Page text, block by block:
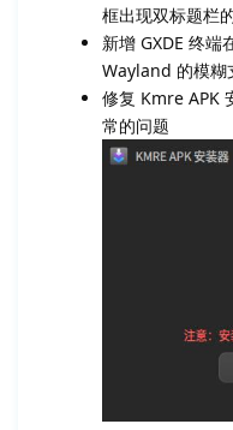
框出现双标题栏
新增 GXDE 终
Wayland 的模糊
修复 Kmre APK
常的问题